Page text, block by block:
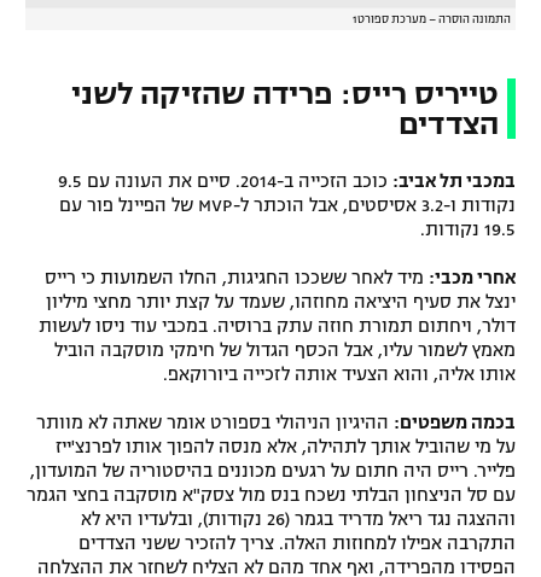
התמונה הוסרה – מערכת ספורט1
טייריס רייס: פרידה שהזיקה לשני
הצדדים
במכבי תל אביב:
כוכב הזכייה ב-2014. סיים את העונה עם 9.5
נקודות ו-3.2 אסיסטים, אבל הוכתר ל-MVP של הפיינל פור עם
19.5 נקודות.
אחרי מכבי: מיד לאחר ששככו החגיגות, החלו השמועות כי רייס
ינצל את סעיף היציאה מחוזהו, שעמד על קצת יותר מחצי מיליון
דולר, ויחתום תמורת חוזה עתק ברוסיה. במכבי עוד ניסו לעשות
מאמץ לשמור עליו, אבל הכסף הגדול של חימקי מוסקבה הוביל
אותו אליה, והוא הצעיד אותה לזכייה ביורוקאפ.
בכמה משפטים: ההיגיון הניהולי בספורט אומר שאתה לא מוותר
על מי שהוביל אותך לתהילה, אלא מנסה להפוך אותו לפרנצ'ייז
פלייר. רייס היה חתום על רגעים מכוננים בהיסטוריה של המועדון,
עם סל הניצחון הבלתי נשכח בנס מול צסק"א מוסקבה בחצי הגמר
וההצגה נגד ריאל מדריד בגמר (26 נקודות), ובלעדיו היא לא
התקרבה אפילו למחוזות האלה. צריך להזכיר ששני הצדדים
הפסידו מהפרידה, ואף אחד מהם לא הצליח לשחזר את ההצלחה